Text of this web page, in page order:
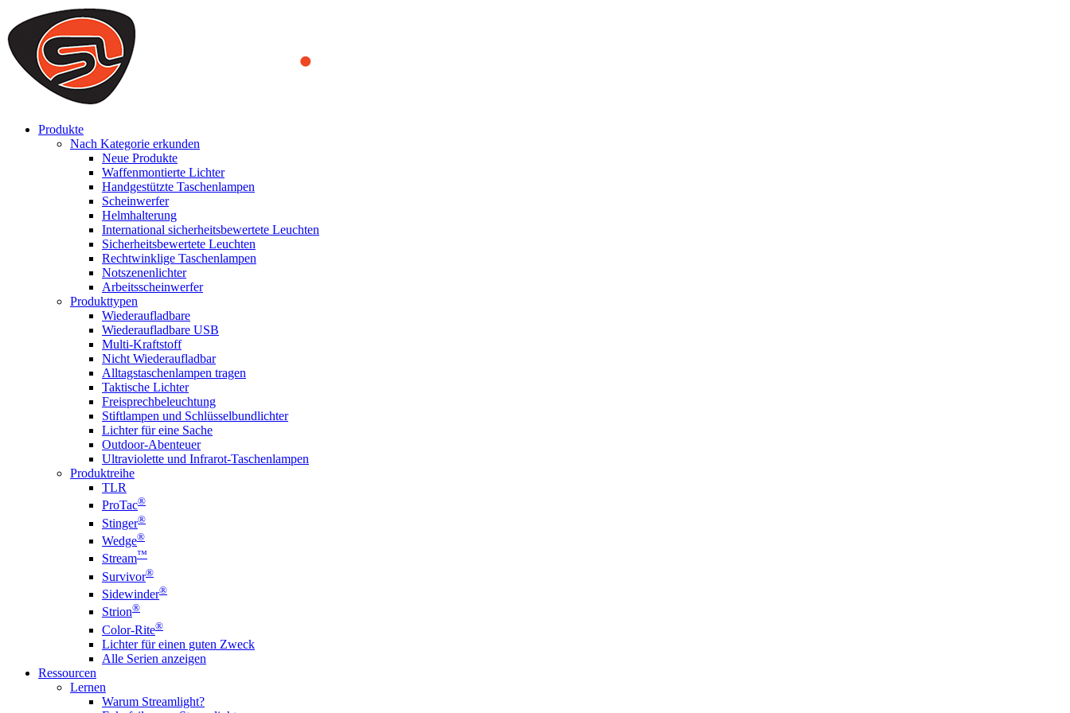
We use cookies to ensure that we provide you the best experience on our website. By continuing to browse this website, you accept that cookies are used to help us analyze how the website is used and to offer
you a better experience. To learn more or to find out how you can disable cookies, you can access our
ACCEPT AND CLOSE
Produkte
Nach Kategorie erkunden
Neue Produkte
Waffenmontierte Lichter
Handgestützte Taschenlampen
Scheinwerfer
Helmhalterung
International sicherheitsbewertete Leuchten
Sicherheitsbewertete Leuchten
Rechtwinklige Taschenlampen
Notszenenlichter
Arbeitsscheinwerfer
Produkttypen
Wiederaufladbare
Wiederaufladbare USB
Multi-Kraftstoff
Nicht Wiederaufladbar
Alltagstaschenlampen tragen
Taktische Lichter
Freisprechbeleuchtung
Stiftlampen und Schlüsselbundlichter
Lichter für eine Sache
Outdoor-Abenteuer
Ultraviolette und Infrarot-Taschenlampen
Produktreihe
TLR
ProTac®
Stinger®
Wedge®
Stream™
Survivor®
Sidewinder®
Strion®
Color-Rite®
Lichter für einen guten Zweck
Alle Serien anzeigen
Ressourcen
Lernen
Warum Streamlight?